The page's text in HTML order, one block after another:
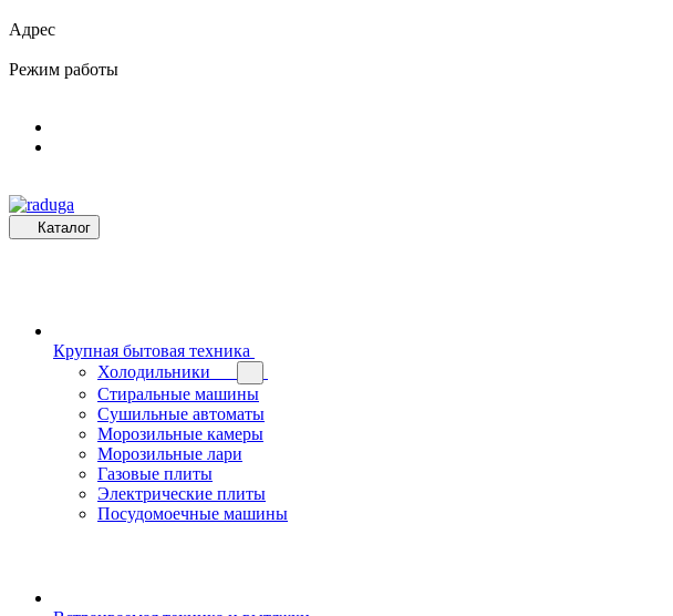
Адрес
Режим работы
Каталог
Крупная бытовая техника
Холодильники
Стиральные машины
Сушильные автоматы
Морозильные камеры
Морозильные лари
Газовые плиты
Электрические плиты
Посудомоечные машины